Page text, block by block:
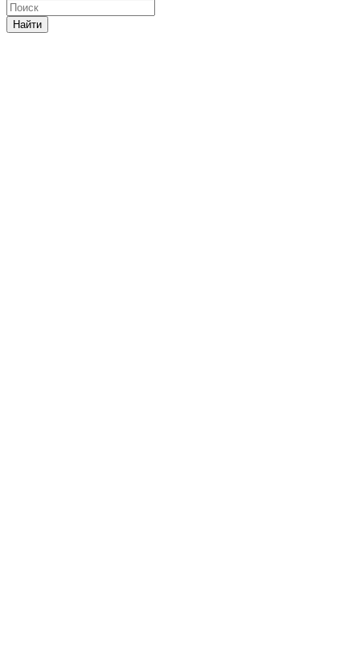
Найти